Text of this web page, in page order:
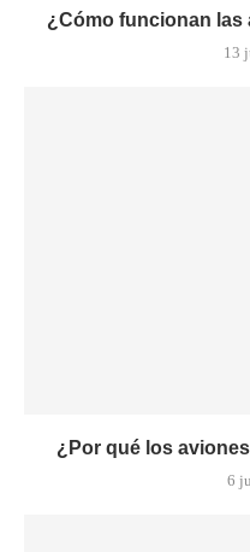
¿Cómo funcionan las
13
¿Por qué los
6